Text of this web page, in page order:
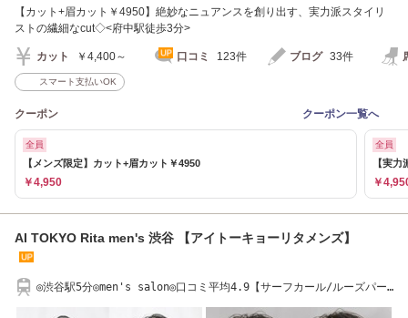
【カット+眉カット￥4950】絶妙なニュアンスを創り出す、実力派スタイリ
ストの繊細なcut◇<府中駅徒歩3分>
カット ￥4,400～ 口コミ 123件 ブログ 33件
スマート支払いOK
クーポン クーポン一覧へ
全員
【メンズ限定】カット+眉カット￥4950
￥4,950
全員
【実
￥
AI TOKYO Rita men's 渋谷 【アイトーキョーリタメンズ】
◎渋谷駅5分◎men's salon◎口コミ平均4.9【サーフカール/ルーズパー